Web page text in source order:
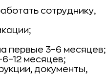
сотруднику,
первые 3–6 месяцев;
месяцев;
документы,